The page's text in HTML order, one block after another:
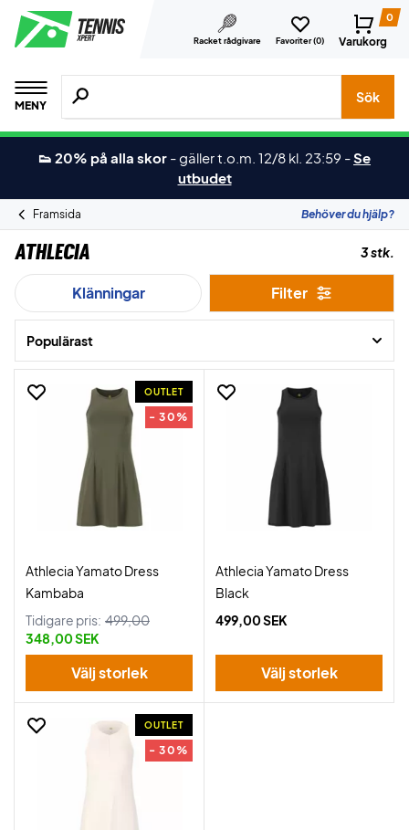
Racket rådgivare Favoriter (0)
0
Varukorg
MENY
Sök efter produkter, märken osv.
Sök
👟 20% på alla skor -gäller t.o.m. 12/8 kl. 23:59 -Se
utbudet
Framsida Behöver du hjälp?
Athlecia 3 stk.
Klänningar Filter
Populärast
OUTLET
- 30%
Athlecia Yamato Dress
Kambaba
Tidigare pris: 499,00
348,00 SEK
Välj storlek
Athlecia Yamato Dress
Black
499,00 SEK
Välj storlek
OUTLET
- 30%